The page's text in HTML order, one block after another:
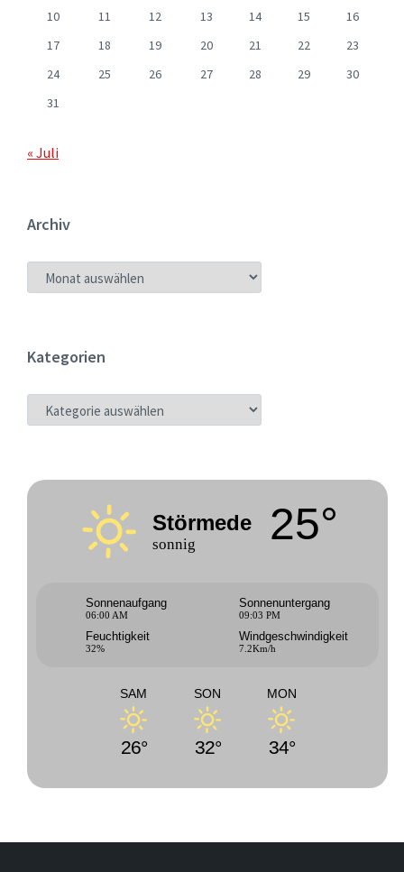
10
11 12 13 14 15
16
17
18 19 20 21 22
23
24
25 26 27 28 29
30
31
« Juli
Archiv
ARCHIV
Kategorien
KATEGORIEN
Störmede
sonnig 25°
Sonnenaufgang
06:00 AM
Sonnenuntergang
09:03 PM
Feuchtigkeit
32%
Windgeschwindigkeit
7.2Km/h
SAM
26°
SON
32°
MON
34°